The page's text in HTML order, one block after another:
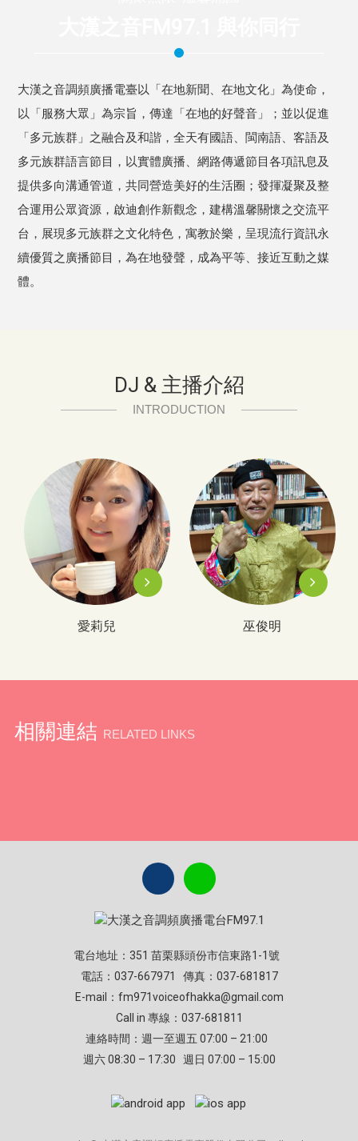
大漢之音調頻廣播電臺以「在地新聞、在地文化」為使命，
以「服務大眾」為宗旨，傳達「在地的好聲音」；並以促進
「多元族群」之融合及和諧，全天有國語、閩南語、客語及
多元族群語言節目，以實體廣播、網路傳遞節目各項訊息及
提供多向溝通管道，共同營造美好的生活圈；發揮凝聚及整
合運用公眾資源，啟迪創作新觀念，建構溫馨關懷之交流平
台，展現多元族群之文化特色，寓教於樂，呈現流行資訊永
續優質之廣播節目，為在地發聲，成為平等、接近互動之媒
體。
DJ & 主播介紹
INTRODUCTION
愛莉兒 巫俊明
相關連結 RELATED LINKS
電台地址：351 苗栗縣頭份市信東路1-1號
電話：037-667971 傳真：037-681817
E-mail： fm971voiceofhakka@gmail.com
Call in 專線：037-681811
連絡時間：週一至週五 07:00 – 21:00
週六 08:30 – 17:30 週日 07:00 – 15:00